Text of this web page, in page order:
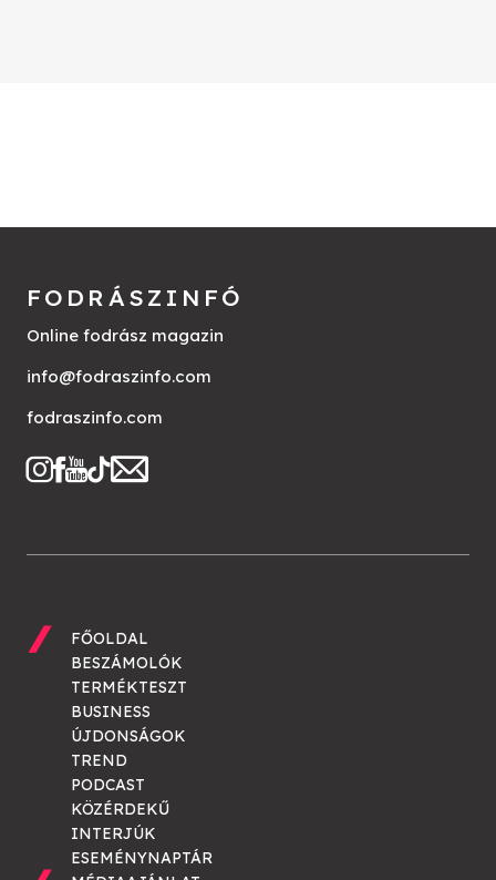
FODRÁSZINFÓ
Online fodrász magazin
info@fodraszinfo.com
fodraszinfo.com
FŐOLDAL
BESZÁMOLÓK
TERMÉKTESZT
BUSINESS
ÚJDONSÁGOK
TREND
PODCAST
KÖZÉRDEKŰ
INTERJÚK
ESEMÉNYNAPTÁR